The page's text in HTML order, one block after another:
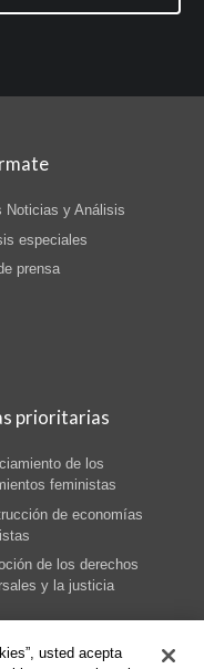
Noticias y Análisis
especiales
prensa
prioritarias
de los
feministas
de economías
de los derechos
y la justicia
usted acepta